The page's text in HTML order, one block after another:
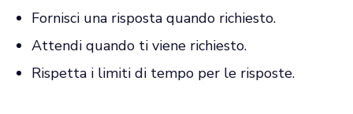
Fornisci una risposta quando richiesto.
Attendi quando ti viene richiesto.
Rispetta i limiti di tempo per le risposte.